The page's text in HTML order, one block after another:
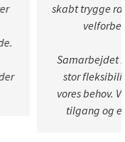
Teamet har været
til opgaverne.
og løbende dialog,
tilpasset præcist til
en professionel
kvalitet i arbejdet."